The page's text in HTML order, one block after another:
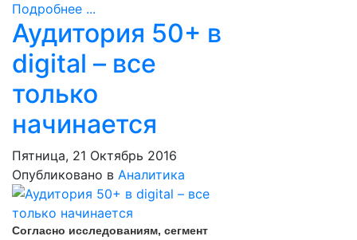
Подробнее ...
Аудитория 50+ в
digital – все
только
начинается
Пятница, 21 Октябрь 2016
Опубликовано в Аналитика
Согласно исследованиям, сегмент